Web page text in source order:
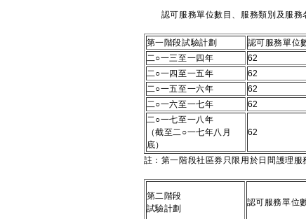
認可服務單位數目、服務類別及服務
第一階段試驗計劃 認可服務單位
二○一三至一四年
62
二○一四至一五年
62
二○一五至一六年
62
二○一六至一七年
62
二○一七至一八年
（截至二○一七年八月
底）
62
註：第一階段社區券只限用於日間護理
第二階段
試驗計劃
認可服務單位